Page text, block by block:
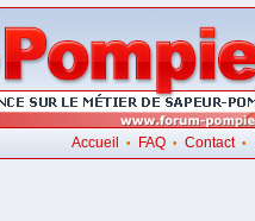
Accueil • FAQ• Contact•